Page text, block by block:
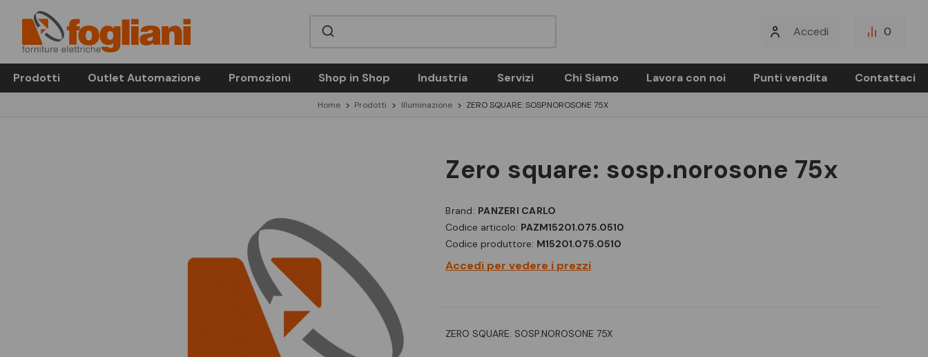
Accedi 0
Prodotti Outlet Automazione Promozioni Shop in Shop Industria Servizi Chi Siamo Lavora con noi Punti vendita Contattaci
Home Prodotti Illuminazione ZERO SQUARE: SOSP.NOROSONE 75X
zero square: sosp.norosone 75x
Brand: PANZERI CARLO
Codice articolo: PAZM15201.075.0510
Codice produttore: M15201.075.0510
Accedi per vedere i prezzi
ZERO SQUARE: SOSP.NOROSONE 75X